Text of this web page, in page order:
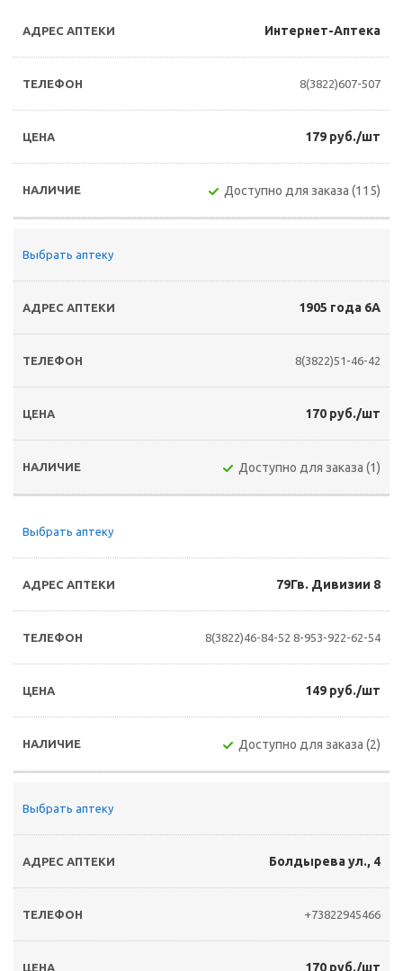
Интернет-Аптека
8(3822)607-507
179 руб./шт
Доступно для заказа (115)
Выбрать аптеку
1905 года 6А
8(3822)51-46-42
170 руб./шт
Доступно для заказа (1)
Выбрать аптеку
79Гв. Дивизии 8
8(3822)46-84-52 8-953-922-62-54
149 руб./шт
Доступно для заказа (2)
Выбрать аптеку
Болдырева ул., 4
+73822945466
170 руб./шт